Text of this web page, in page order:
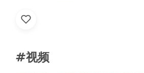
#视频